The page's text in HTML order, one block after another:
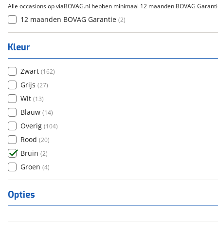
Alle occasions op viaBOVAG.nl hebben minimaal 12 maanden BOVAG
12 maanden BOVAG Garantie (2)
Kleur
Zwart (162)
Grijs (27)
Wit (13)
Blauw (14)
Overig (104)
Rood (20)
Bruin (2)
Groen (4)
Opties